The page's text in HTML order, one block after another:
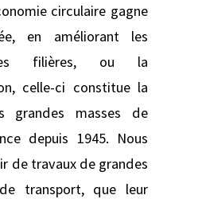
circulaire gagne
en améliorant les
les filières, ou la
celle-ci constitue la
grandes masses de
depuis 1945. Nous
de travaux de grandes
transport, que leur